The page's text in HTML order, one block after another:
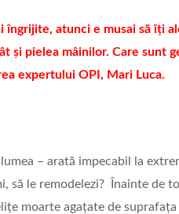
îngrijite, atunci e musai să îți
și pielea mâinilor. Care sunt
expertului OPI, Mari Luca.
– arată impecabil la
să le remodelezi? Înainte de
moarte agațate de suprafața